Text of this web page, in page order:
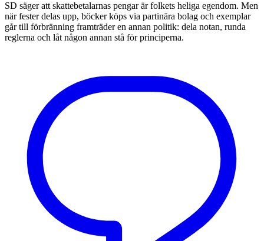
SD säger att skattebetalarnas pengar är folkets heliga egendom. Men
när fester delas upp, böcker köps via partinära bolag och exemplar
går till förbränning framträder en annan politik: dela notan, runda
reglerna och låt någon annan stå för principerna.